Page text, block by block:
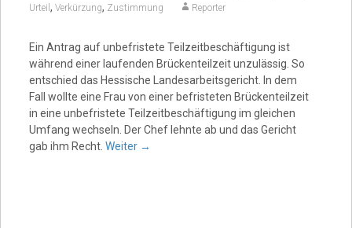
Urteil , Verkürzung, Zustimmung Reporter
Ein Antrag auf unbefristete Teilzeitbeschäftigung ist
während einer laufenden Brückenteilzeit unzulässig. So
entschied das Hessische Landesarbeitsgericht. In dem
Fall wollte eine Frau von einer befristeten Brückenteilzeit
in eine unbefristete Teilzeitbeschäftigung im gleichen
Umfang wechseln. Der Chef lehnte ab und das Gericht
gab ihm Recht. Weiter →